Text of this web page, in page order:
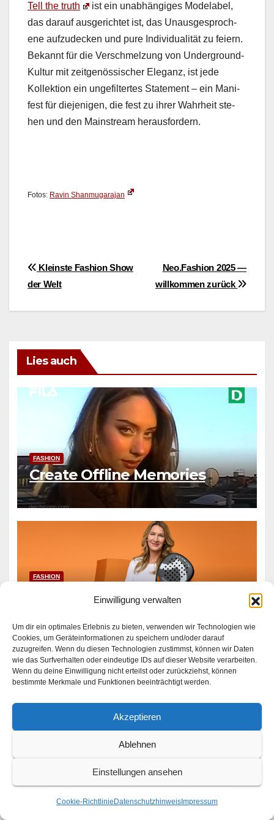
Einwilligung verwalten
Um dir ein optimales Erlebnis zu bieten, verwenden wir Technologien wie
Cookies, um Geräteinformationen zu speichern und/oder darauf
zuzugreifen. Wenn du diesen Technologien zustimmst, können wir Daten
wie das Surfverhalten oder eindeutige IDs auf dieser Website verarbeiten.
Wenn du deine Einwilligung nicht erteilst oder zurückziehst, können
bestimmte Merkmale und Funktionen beeinträchtigt werden.
Akzeptieren
Ablehnen
Einstellungen ansehen
Cookie-Richtlinie Datenschutzhinweis Impressum
Tell the truth
ist ein unab­hängiges Mod­e­la­bel,
das darauf aus­gerichtet ist, das Unaus­ge­sproch­
ene aufzudeck­en und pure Indi­vid­u­al­ität zu feiern.
Bekan­nt für die Ver­schmelzung von Under­ground-
Kul­tur mit zeit­genös­sis­ch­er Ele­ganz, ist jede
Kollek­tion ein unge­filtertes State­ment – ein Man­i­
fest für diejeni­gen, die fest zu ihrer Wahrheit ste­
hen und den Main­stream her­aus­fordern.
Fotos: Ravin Shan­mu­gara­jan
BeitragsnavigationNeo.Fashion 2025 —
willkommen zurück
Kleinste Fashion Show
der Welt
Lies auch
FASHION
Create Offline Memories
FASHION
CRIVIT präsentiert
hochwertige Padel-Kollektion
LSCN by Lascana launcht
erste Pilates-Kollektion